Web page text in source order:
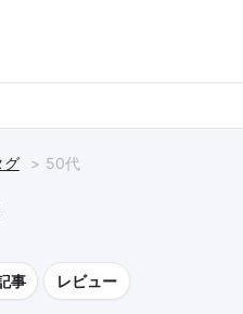
グ 50代
事 レビュー